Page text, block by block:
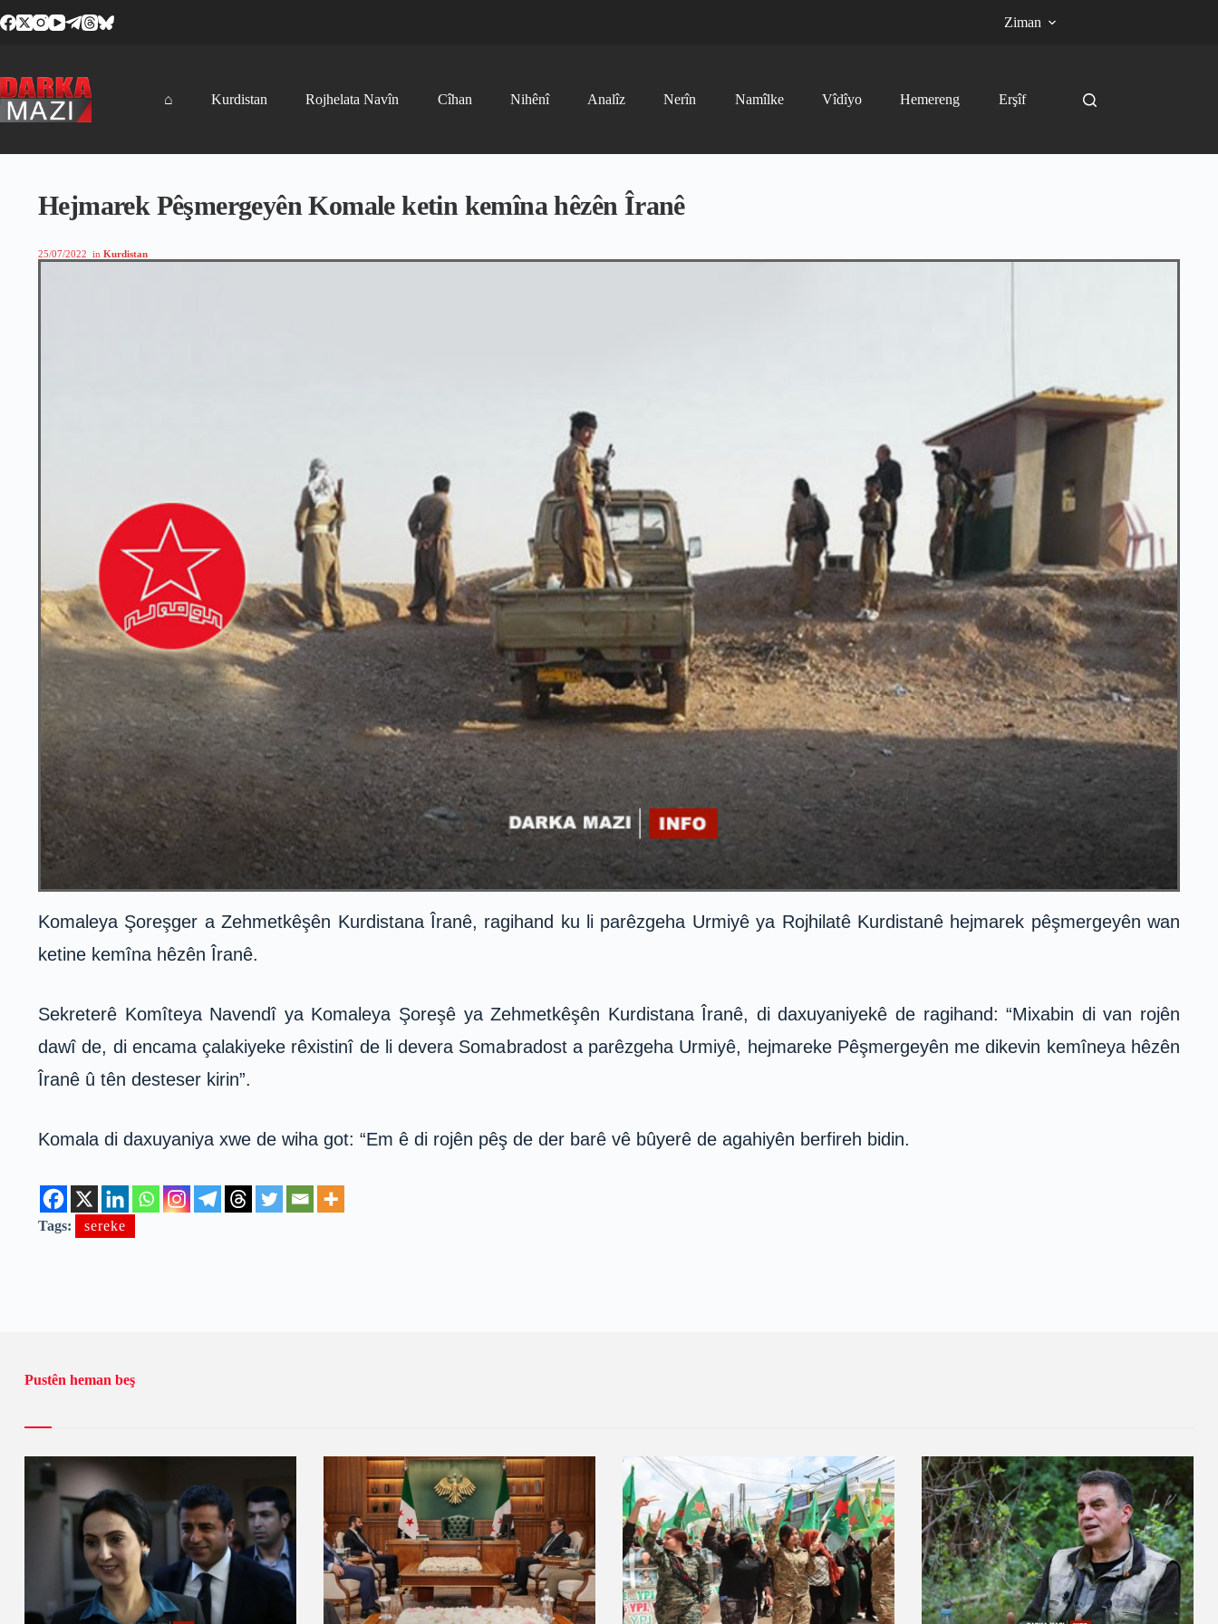
to
Ziman
⌂ Kurdistan Rojhelata Navîn Cîhan Nihênî Analîz Nerîn Namîlke Vîdîyo Hemereng Erşîf
Hejmarek Pêşmergeyên Komale ketin kemîna hêzên Îranê
25/07/2022 in Kurdistan
Komaleya Şoreşger a Zehmetkêşên Kurdistana Îranê, ragihand ku li parêzgeha Urmiyê ya Rojhilatê Kurdistanê hejmarek pêşmergeyên wan
ketine kemîna hêzên Îranê.
Sekreterê Komîteya Navendî ya Komaleya Şoreşê ya Zehmetkêşên Kurdistana Îranê, di daxuyaniyekê de ragihand: “Mixabin di van rojên
dawî de, di encama çalakiyeke rêxistinî de li devera Somabradost a parêzgeha Urmiyê, hejmareke Pêşmergeyên me dikevin kemîneya hêzên
Îranê û tên desteser kirin”.
Komala di daxuyaniya xwe de wiha got: “Em ê di rojên pêş de der barê vê bûyerê de agahiyên berfireh bidin.
Tags: sereke
Pustên heman beş